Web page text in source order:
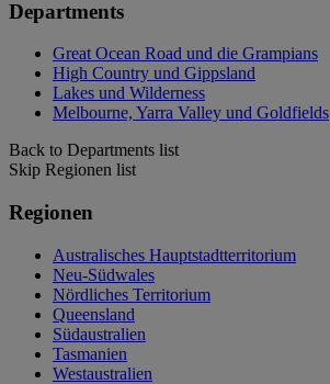
Departments
Great Ocean Road und die Grampians
High Country und Gippsland
Lakes und Wilderness
Melbourne, Yarra Valley und Goldfields
Back to Departments list
Skip Regionen list
Regionen
Australisches Hauptstadtterritorium
Neu-Südwales
Nördliches Territorium
Queensland
Südaustralien
Tasmanien
Westaustralien